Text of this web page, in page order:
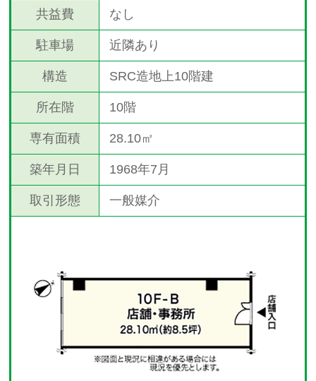
共益費
駐車場
なし
近隣あり
構造
所在階
専有面積
築年月日
取引形態
SRC造地上10階建
10階
28.10㎡
1968年7月
一般媒介